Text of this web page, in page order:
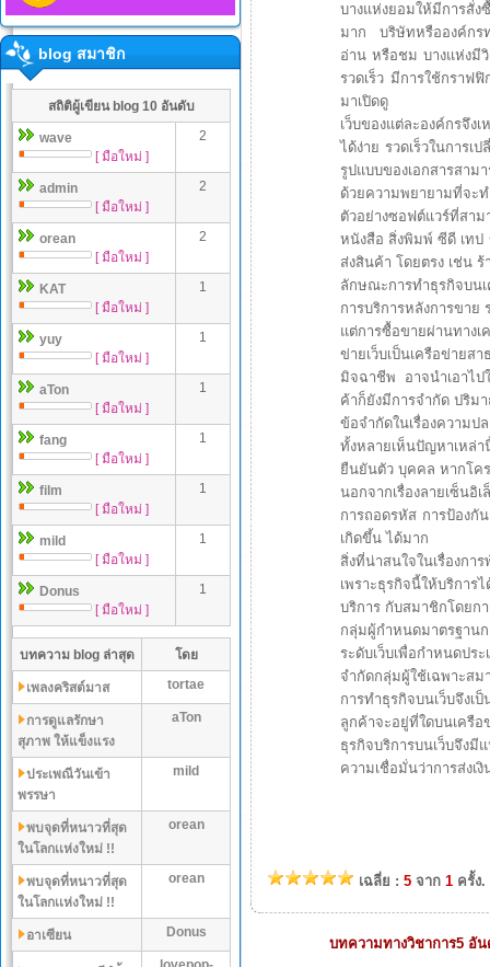
blog สมาชิก
สถิติผู้เขียน blog 10 อันดับ
wave
[ มือใหม่ ]
2
admin
[ มือใหม่ ]
2
orean
[ มือใหม่ ]
2
KAT
[ มือใหม่ ]
1
yuy
[ มือใหม่ ]
1
aTon
[ มือใหม่ ]
1
fang
[ มือใหม่ ]
1
film
[ มือใหม่ ]
1
mild
[ มือใหม่ ]
1
Donus
[ มือใหม่ ]
1
บทความ blog ล่าสุด โดย
เพลงคริสต์มาส tortae
การดูแลรักษา
สุภาพ ให้แข็งแรง
aTon
ประเพณีวันเข้า
พรรษา
mild
พบจุดที่หนาวที่สุด
ในโลกเเห่งใหม่ !!
orean
พบจุดที่หนาวที่สุด
ในโลกเเห่งใหม่ !!
orean
อาเซียน Donus
บางแห่งยอมให้มีการสั่
มาก บริษัทหรือองค์กรท
อ่าน หรือชม บางแห่งมีวิ
รวดเร็ว มีการใช้กราฟ
มาเปิดดู
เว็บของแต่ละองค์กรจึง
ได้ง่าย รวดเร็วในการ
รูปแบบของเอกสารสาม
ด้วยความพยายามที่จะ
ตัวอย่างซอฟต์แวร์ที่สา
หนังสือ สิ่งพิมพ์ ซีดี เทป
ส่งสินค้า โดยตรง เช่น
ลักษณะการทำธุรกิจบน
การบริการหลังการขา
แต่การซื้อขายผ่านทางเ
ข่ายเว็บเป็นเครือข่าย
มิจฉาชีพ อาจนำเอาไป
ค้าก็ยังมีการจำกัด ปริม
ข้อจำกัดในเรื่องความ
ทั้งหลายเห็นปัญหาเหล่
ยืนยันตัว บุคคล หากโค
นอกจากเรื่องลายเซ็น
การถอดรหัส การป้องกั
เกิดขึ้น ได้มาก
สิ่งที่น่าสนใจในเรื่องก
เพราะธุรกิจนี้ให้บริการ
บริการ กับสมาชิกโดยก
กลุ่มผู้กำหนดมาตรฐาน
ระดับเว็บเพื่อกำหนดปร
จำกัดกลุ่มผู้ใช้เฉพาะสม
การทำธุรกิจบนเว็บจึง
ลูกค้าจะอยู่ที่ใดบนเครือ
ธุรกิจบริการบนเว็บจึง
ความเชื่อมั่นว่าการส่งเ
เฉลี่ย : 5 จาก 1 ครั้ง.
บทความทางวิชาการ5 อั